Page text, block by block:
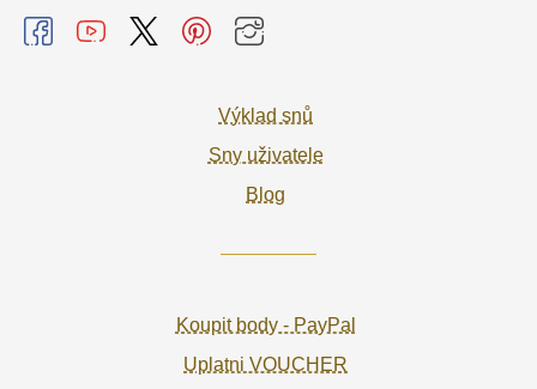
Výklad snů
Sny uživatele
Blog
Koupit body - PayPal
Uplatni VOUCHER